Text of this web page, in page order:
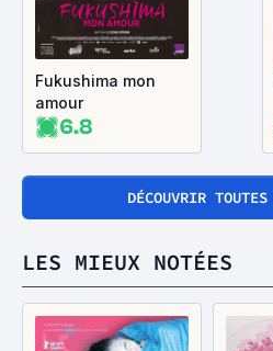
Fukushima mon
amour
6.8
DÉCOUVRIR
LES MIEUX NOTÉES